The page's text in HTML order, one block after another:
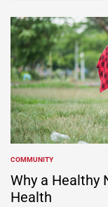
POSTED
IN
COMMUNITY
Why a Healthy
Health